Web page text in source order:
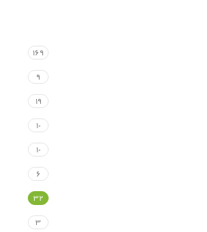
۱۶۹
۹
۱۹
۱۰
۱۰
۶
۳۲
۳